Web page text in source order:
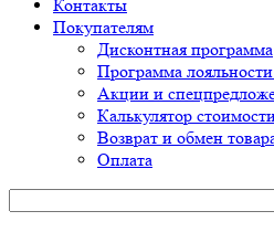
Контакты
Покупателям
Дисконтная программа
Программа
Акции и
Калькулятор
Возврат и обмен
Оплата